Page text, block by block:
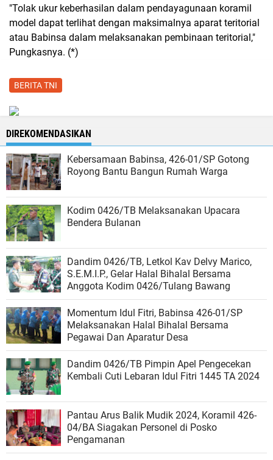
"Tolak ukur keberhasilan dalam pendayagunaan koramil
model dapat terlihat dengan maksimalnya aparat teritorial
atau Babinsa dalam melaksanakan pembinaan teritorial,"
Pungkasnya. (*)
BERITA TNI
DIREKOMENDASIKAN
Kebersamaan Babinsa, 426-01/SP Gotong
Royong Bantu Bangun Rumah Warga
Kodim 0426/TB Melaksanakan Upacara
Bendera Bulanan
Dandim 0426/TB, Letkol Kav Delvy Marico,
S.E.M.I.P., Gelar Halal Bihalal Bersama
Anggota Kodim 0426/Tulang Bawang
Momentum Idul Fitri, Babinsa 426-01/SP
Melaksanakan Halal Bihalal Bersama
Pegawai Dan Aparatur Desa
Dandim 0426/TB Pimpin Apel Pengecekan
Kembali Cuti Lebaran Idul Fitri 1445 TA 2024
Pantau Arus Balik Mudik 2024, Koramil 426-
04/BA Siagakan Personel di Posko
Pengamanan